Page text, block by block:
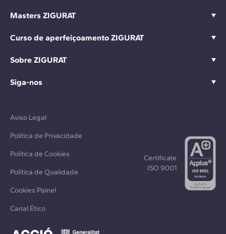
Masters ZIGURAT
Curso de aperfeiçoamento ZIGURAT
Sobre ZIGURAT
Siga-nos
Aviso Legal
Política de Privacidade
Política de Cookies
Política de Qualidade
Cookies Painel
Canal Ético
Certificate
ISO 9001